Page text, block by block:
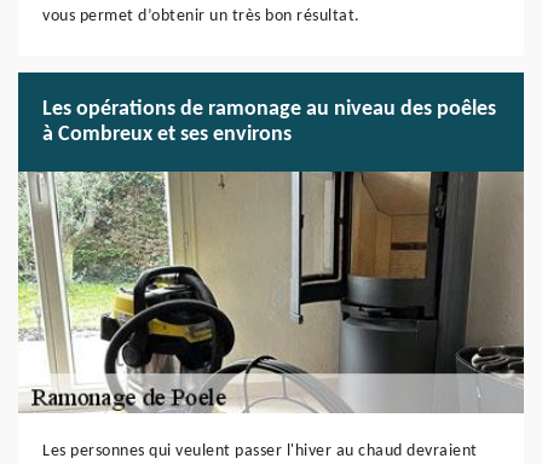
vous permet d’obtenir un très bon résultat.
Les opérations de ramonage au niveau des poêles
à Combreux et ses environs
Les personnes qui veulent passer l'hiver au chaud devraient